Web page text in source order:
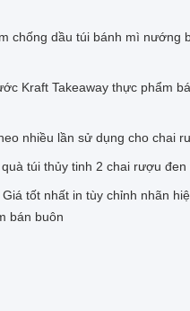
chống dầu túi bánh mì nướng
Kraft Takeaway thực phẩm
nhiều lần sử dụng cho chai
túi thủy tinh 2 chai rượu đen
tốt nhất in tùy chỉnh nhãn
bán buôn